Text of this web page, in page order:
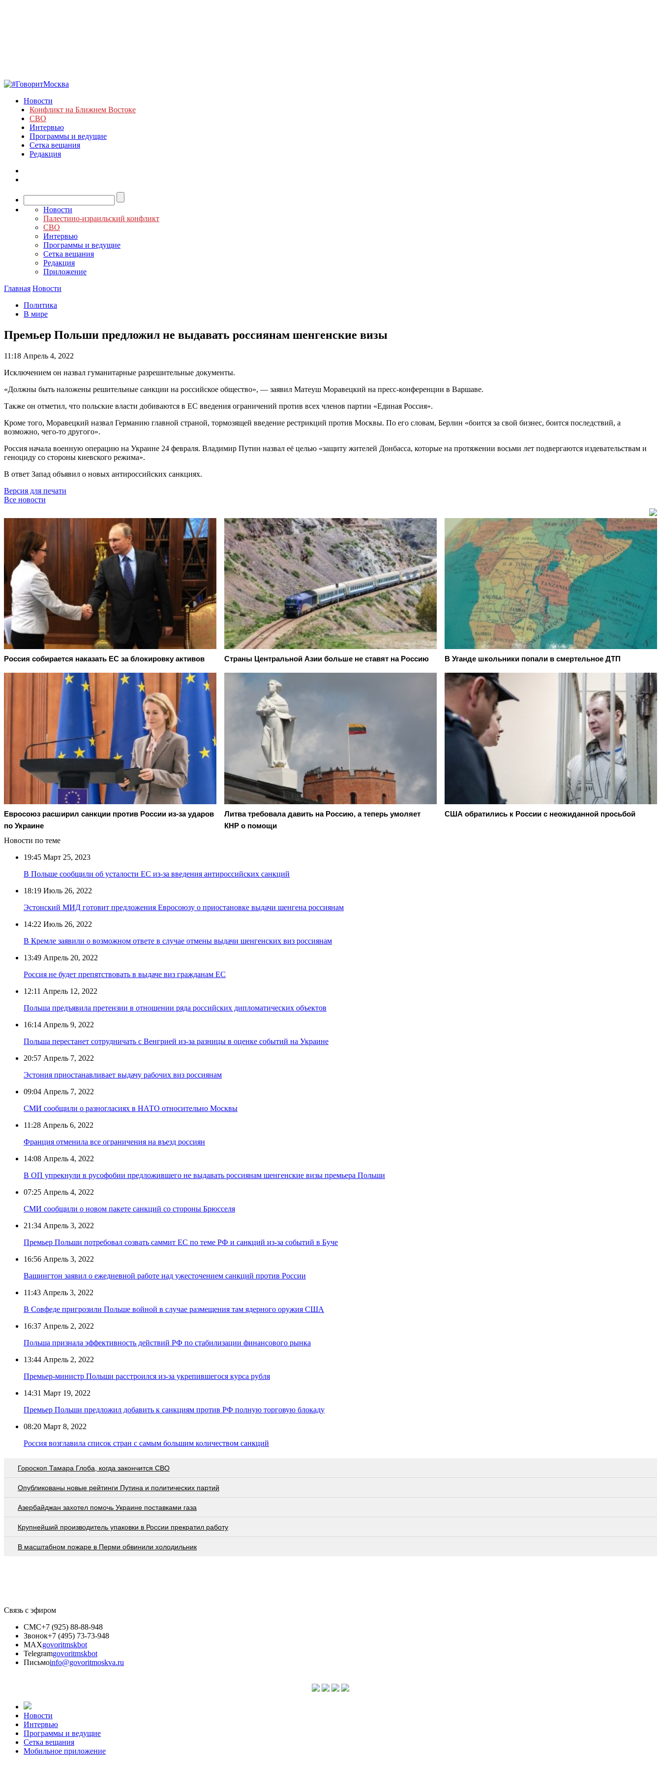
Новости
Конфликт на Ближнем Востоке
СВО
Интервью
Программы и ведущие
Сетка вещания
Редакция
Новости
Палестино-израильский конфликт
СВО
Интервью
Программы и ведущие
Сетка вещания
Редакция
Приложение
Главная Новости
Политика
В мире
Премьер Польши предложил не выдавать россиянам шенгенские визы
11:18 Апрель 4, 2022
Исключением он назвал гуманитарные разрешительные документы.
«Должны быть наложены решительные санкции на российское общество», — заявил Матеуш Моравецкий на пресс-конференции в Варшаве.
Также он отметил, что польские власти добиваются в ЕС введения ограничений против всех членов партии «Единая Россия».
Кроме того, Моравецкий назвал Германию главной страной, тормозящей введение рестрикций против Москвы. По его словам, Берлин «боится за свой бизнес, боится последствий, а
возможно, чего-то другого».
Россия начала военную операцию на Украине 24 февраля. Владимир Путин назвал её целью «защиту жителей Донбасса, которые на протяжении восьми лет подвергаются издевательствам и
геноциду со стороны киевского режима».
В ответ Запад объявил о новых антироссийских санкциях.
Версия для печати
Все новости
Россия собирается наказать EC за блокировку активов Страны Центральной Азии больше не ставят на Россию В Уганде школьники попали в смертельное ДТП
Евросоюз расширил санкции против России из-за ударов
по Украине
Литва требовала давить на Россию, а теперь умоляет
КНР о помощи
США обратились к России с неожиданной просьбой
Новости по теме
19:45 Март 25, 2023
В Польше сообщили об усталости ЕС из-за введения антироссийских санкций
18:19 Июль 26, 2022
Эстонский МИД готовит предложения Евросоюзу о приостановке выдачи шенгена россиянам
14:22 Июль 26, 2022
В Кремле заявили о возможном ответе в случае отмены выдачи шенгенских виз россиянам
13:49 Апрель 20, 2022
Россия не будет препятствовать в выдаче виз гражданам ЕС
12:11 Апрель 12, 2022
Польша предъявила претензии в отношении ряда российских дипломатических объектов
16:14 Апрель 9, 2022
Польша перестанет сотрудничать с Венгрией из-за разницы в оценке событий на Украине
20:57 Апрель 7, 2022
Эстония приостанавливает выдачу рабочих виз россиянам
09:04 Апрель 7, 2022
СМИ сообщили о разногласиях в НАТО относительно Москвы
11:28 Апрель 6, 2022
Франция отменила все ограничения на въезд россиян
14:08 Апрель 4, 2022
В ОП упрекнули в русофобии предложившего не выдавать россиянам шенгенские визы премьера Польши
07:25 Апрель 4, 2022
СМИ сообщили о новом пакете санкций со стороны Брюсселя
21:34 Апрель 3, 2022
Премьер Польши потребовал созвать саммит ЕС по теме РФ и санкций из-за событий в Буче
16:56 Апрель 3, 2022
Вашингтон заявил о ежедневной работе над ужесточением санкций против России
11:43 Апрель 3, 2022
В Совфеде пригрозили Польше войной в случае размещения там ядерного оружия США
16:37 Апрель 2, 2022
Польша признала эффективность действий РФ по стабилизации финансового рынка
13:44 Апрель 2, 2022
Премьер-министр Польши расстроился из-за укрепившегося курса рубля
14:31 Март 19, 2022
Премьер Польши предложил добавить к санкциям против РФ полную торговую блокаду
08:20 Март 8, 2022
Россия возглавила список стран с самым большим количеством санкций
Гороскоп Тамара Глоба, когда закончится СВО
Опубликованы новые рейтинги Путина и политических партий
Азербайджан захотел помочь Украине поставками газа
Крупнейший производитель упаковки в России прекратил работу
В масштабном пожаре в Перми обвинили холодильник
Связь с эфиром
СМС+7 (925) 88-88-948
Звонок+7 (495) 73-73-948
MAXgovoritmskbot
Telegramgovoritmskbot
Письмоinfo@govoritmoskva.ru
Новости
Интервью
Программы и ведущие
Сетка вещания
Мобильное приложение